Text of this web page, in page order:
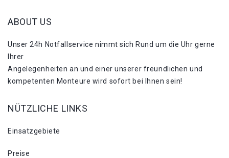
ABOUT US
Unser 24h Notfallservice nimmt sich Rund um die Uhr gerne
Ihrer
Angelegenheiten an und einer unserer freundlichen und
kompetenten Monteure wird sofort bei Ihnen sein!
NÜTZLICHE LINKS
Einsatzgebiete
Preise